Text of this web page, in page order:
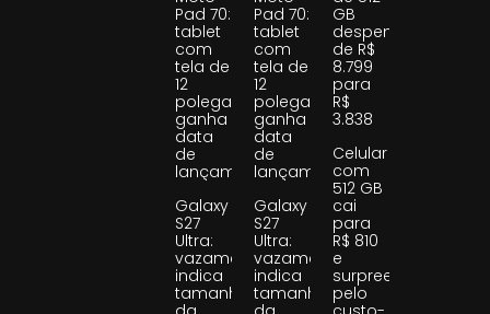
Pad 70:
tablet
com
tela de
12
polegadas
ganha
data
de
lançamento
Galaxy
S27
Ultra:
vazamento
indica
tamanho
Pad 70:
tablet
com
tela de
12
polegadas
ganha
data
de
lançamento
Galaxy
S27
Ultra:
vazamento
indica
tamanho
GB
despenca
de R$
8.799
para
R$
3.838
Celular
com
512 GB
cai
para
R$ 810
e
surpreende
pelo